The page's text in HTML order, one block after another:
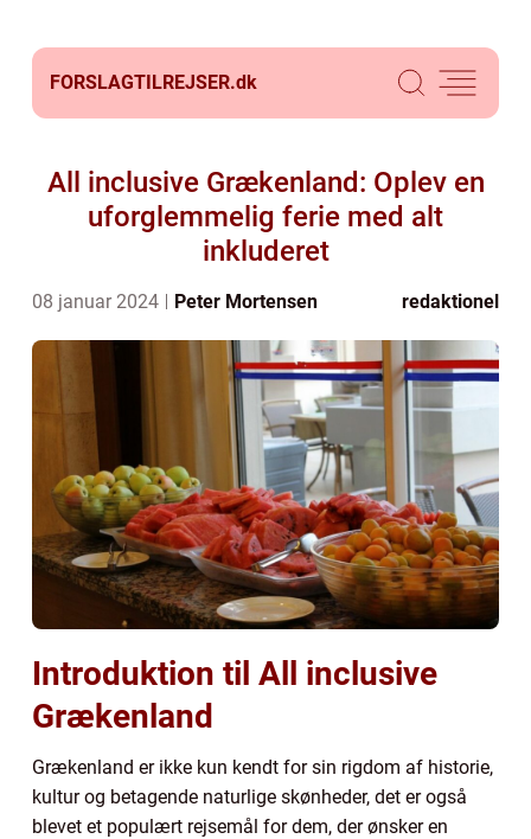
FORSLAGTILREJSER.dk
All inclusive Grækenland: Oplev en
uforglemmelig ferie med alt
inkluderet
08 januar 2024 Peter Mortensen redaktionel
Introduktion til All inclusive
Grækenland
Grækenland er ikke kun kendt for sin rigdom af historie,
kultur og betagende naturlige skønheder, det er også
blevet et populært rejsemål for dem, der ønsker en